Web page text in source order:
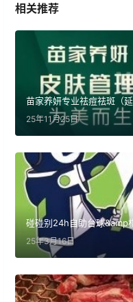
相关推荐
苗家养妍专业祛痘祛斑（延
25年11月25日
碰碰别24h自助台球&amp
25年3月16日